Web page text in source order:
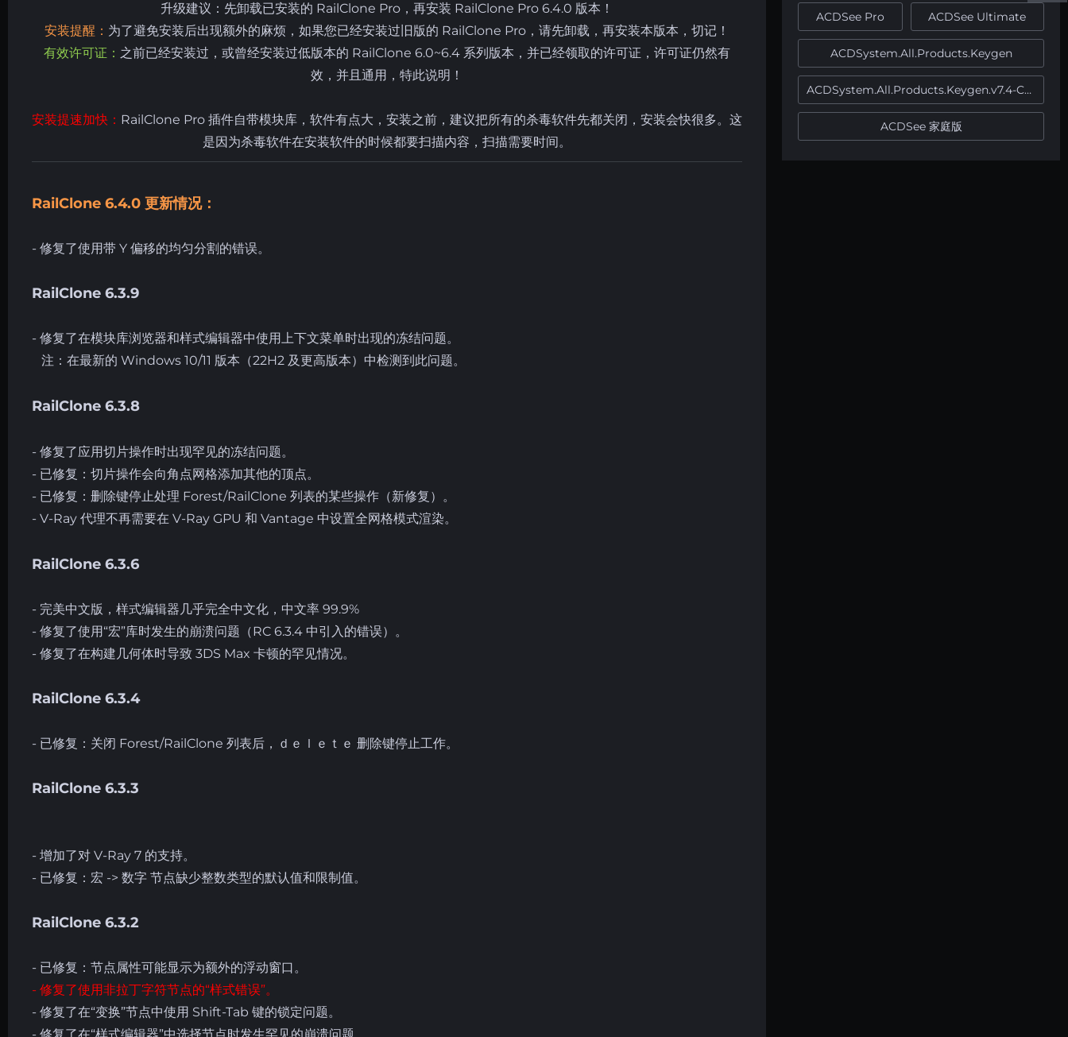
升级建议：先卸载已安装的 RailClone Pro，再安装 RailClone Pro 6.4.0 版本！
安装提醒： 为了避免安装后出现额外的麻烦，如果您已经安装过旧版的 RailClone Pro，请先卸载，再安装本版本，切记！
有效许可证： 之前已经安装过，或曾经安装过低版本的 RailClone 6.0~6.4 系列版本，并已经领取的许可证，许可证仍然有
效，并且通用，特此说明！
安装提速加快： RailClone Pro 插件自带模块库，软件有点大，安装之前，建议把所有的杀毒软件先都关闭，安装会快很多。这
是因为杀毒软件在安装软件的时候都要扫描内容，扫描需要时间。
RailClone 6.4.0 更新情况：
- 修复了使用带 Y 偏移的均匀分割的错误。
RailClone 6.3.9
- 修复了在模块库浏览器和样式编辑器中使用上下文菜单时出现的冻结问题。
注：在最新的 Windows 10/11 版本（22H2 及更高版本）中检测到此问题。
RailClone 6.3.8
- 修复了应用切片操作时出现罕见的冻结问题。
- 已修复：切片操作会向角点网格添加其他的顶点。
- 已修复：删除键停止处理 Forest/RailClone 列表的某些操作（新修复）。
- V-Ray 代理不再需要在 V-Ray GPU 和 Vantage 中设置全网格模式渲染。
RailClone 6.3.6
- 完美中文版，样式编辑器几乎完全中文化，中文率 99.9%
- 修复了使用“宏”库时发生的崩溃问题（RC 6.3.4 中引入的错误）。
- 修复了在构建几何体时导致 3DS Max 卡顿的罕见情况。
RailClone 6.3.4
- 已修复：关闭 Forest/RailClone 列表后，ｄｅｌｅｔｅ 删除键停止工作。
RailClone 6.3.3
- 增加了对 V-Ray 7 的支持。
- 已修复：宏 -> 数字 节点缺少整数类型的默认值和限制值。
RailClone 6.3.2
- 已修复：节点属性可能显示为额外的浮动窗口。
- 修复了使用非拉丁字符节点的“样式错误”。
- 修复了在“变换”节点中使用 Shift-Tab 键的锁定问题。
ACDSee Pro ACDSee Ultimate
ACDSystem.All.Products.Keygen
ACDSystem.All.Products.Keygen.v7.4-CORE
ACDSee 家庭版